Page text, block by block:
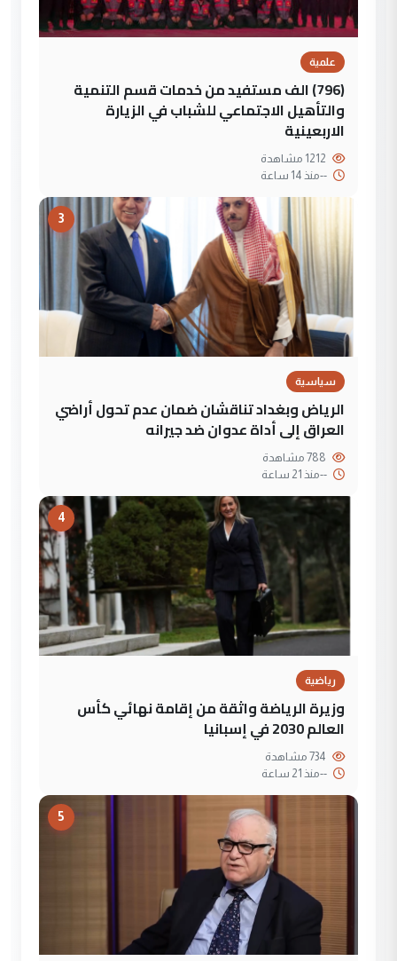
علمية
(796) الف مستفيد من خدمات قسم التنمية
والتأهيل الاجتماعي للشباب في الزيارة
الاربعينية
--منذ 14 ساعة
3
سياسية
الرياض وبغداد تناقشان ضمان عدم تحول أراضي
العراق إلى أداة عدوان ضد جيرانه
--منذ 21 ساعة
4
رياضية
وزيرة الرياضة واثقة من إقامة نهائي كأس
العالم 2030 في إسبانيا
--منذ 21 ساعة
5